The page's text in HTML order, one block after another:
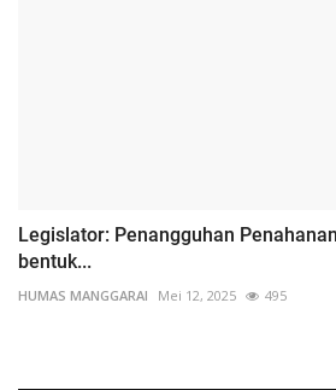
Legislator: Penangguhan
bentuk...
HUMAS MANGGARAI Mei 12, 2025 495